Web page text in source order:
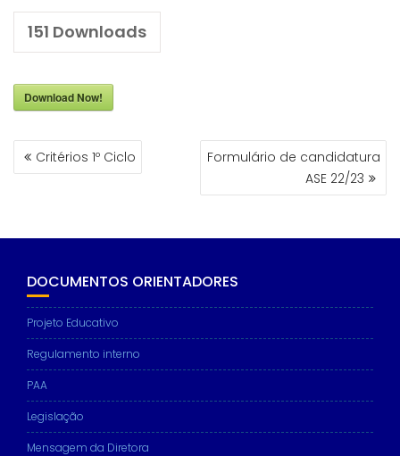
151 Downloads
Download Now!
NAVEGAÇÃO
DECritérios 1º Ciclo
Formulário de candidatura
ASE 22/23
DOCUMENTOS ORIENTADORES
Projeto Educativo
Regulamento interno
PAA
Legislação
Mensagem da Diretora